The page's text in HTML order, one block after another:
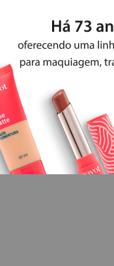
Alta Cobertura